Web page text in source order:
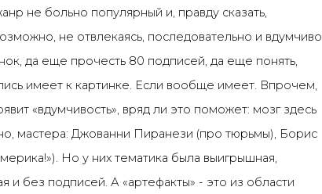
не больно популярный и, правду сказать,
не отвлекаясь, последовательно и вдумчиво
да еще прочесть 80 подписей, да еще понять,
имеет к картинке. Если вообще имеет. Впрочем,
«вдумчивость», вряд ли это поможет: мозг здесь
мастера: Джованни Пиранези (про тюрьмы), Борис
»). Но у них тематика была выигрышная,
и без подписей. А «артефакты» - это из области